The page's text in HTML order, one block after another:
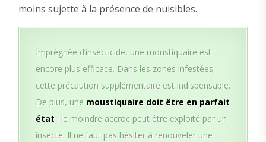
moins sujette à la présence de nuisibles.
Imprégnée d’insecticide, une moustiquaire est
encore plus efficace. Dans les zones infestées,
cette précaution supplémentaire est indispensable.
De plus, une moustiquaire doit être en parfait
état: le moindre accroc peut être exploité par un
insecte. Il ne faut pas hésiter à renouveler une